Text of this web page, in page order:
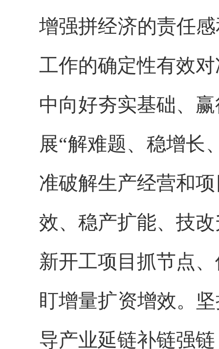
增强拼经济的责任
工作的确定性有效
中向好夯实基础、
展“解难题、稳增长
准破解生产经营和
效、稳产扩能、技
新开工项目抓节点
盯增量扩资增效。
导产业延链补链强